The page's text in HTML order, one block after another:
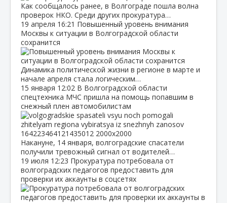
Как сообщалось ранее, в Волгограде пошла волна
проверок НКО. Среди других прокуратура…
19 апреля 16:21 Повышенный уровень внимания
Москвы к ситуации в Волгоградской области
сохранится
Динамика политической жизни в регионе в марте и
начале апреля стала логическим…
15 января 12:02 В Волгоградской области
спецтехника МЧС пришла на помощь попавшим в
снежный плен автомобилистам
Накануне, 14 января, волгоградские спасатели
получили тревожный сигнал от водителей…
19 июля 12:23 Прокуратура потребовала от
волгоградских педагогов предоставить для
проверки их аккаунты в соцсетях